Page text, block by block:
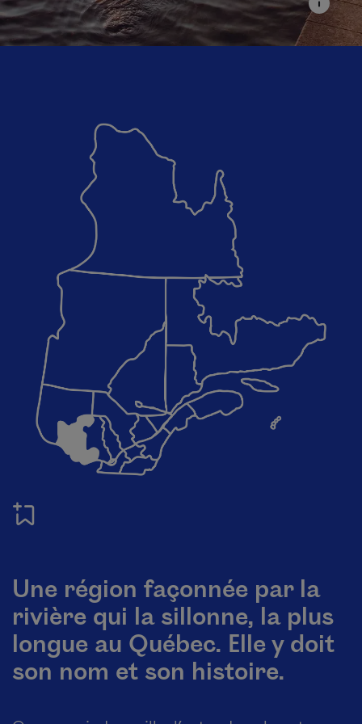
Une région façonnée par la
rivière qui la sillonne, la plus
longue au Québec. Elle y doit
son nom et son histoire.